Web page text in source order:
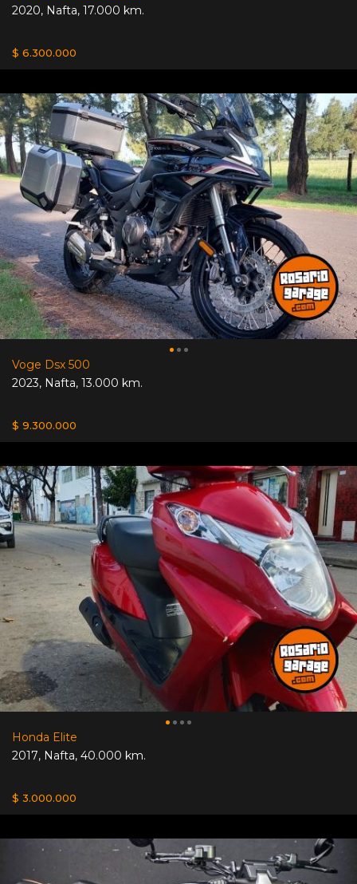
2020, Nafta, 17.000 km.
$ 6.300.000
Voge Dsx 500
2023, Nafta, 13.000 km.
$ 9.300.000
Honda Elite
2017, Nafta, 40.000 km.
$ 3.000.000